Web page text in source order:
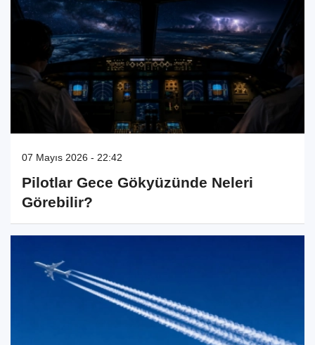
07 Mayıs 2026 - 22:42
Pilotlar Gece Gökyüzünde Neleri
Görebilir?